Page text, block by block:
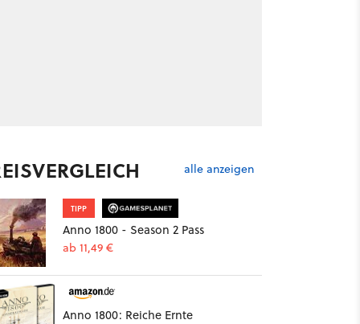
alle anzeigen
TIPP
Anno 1800 - Season 2 Pass
ab 11,49 €
Anno 1800: Reiche Ernte